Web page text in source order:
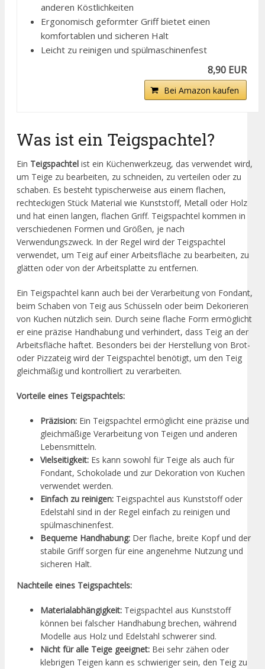
anderen Köstlichkeiten
Ergonomisch geformter Griff bietet einen
komfortablen und sicheren Halt
Leicht zu reinigen und spülmaschinenfest
8,90 EUR
Bei Amazon kaufen
Was ist ein Teigspachtel?
Ein Teigspachtel ist ein Küchenwerkzeug, das verwendet wird,
um Teige zu bearbeiten, zu schneiden, zu verteilen oder zu
schaben. Es besteht typischerweise aus einem flachen,
rechteckigen Stück Material wie Kunststoff, Metall oder Holz
und hat einen langen, flachen Griff. Teigspachtel kommen in
verschiedenen Formen und Größen, je nach
Verwendungszweck. In der Regel wird der Teigspachtel
verwendet, um Teig auf einer Arbeitsfläche zu bearbeiten, zu
glätten oder von der Arbeitsplatte zu entfernen.
Ein Teigspachtel kann auch bei der Verarbeitung von Fondant,
beim Schaben von Teig aus Schüsseln oder beim Dekorieren
von Kuchen nützlich sein. Durch seine flache Form ermöglicht
er eine präzise Handhabung und verhindert, dass Teig an der
Arbeitsfläche haftet. Besonders bei der Herstellung von Brot-
oder Pizzateig wird der Teigspachtel benötigt, um den Teig
gleichmäßig und kontrolliert zu verarbeiten.
Vorteile eines Teigspachtels:
Präzision: Ein Teigspachtel ermöglicht eine präzise und
gleichmäßige Verarbeitung von Teigen und anderen
Lebensmitteln.
Vielseitigkeit: Es kann sowohl für Teige als auch für
Fondant, Schokolade und zur Dekoration von Kuchen
verwendet werden.
Einfach zu reinigen: Teigspachtel aus Kunststoff oder
Edelstahl sind in der Regel einfach zu reinigen und
spülmaschinenfest.
Bequeme Handhabung: Der flache, breite Kopf und der
stabile Griff sorgen für eine angenehme Nutzung und
sicheren Halt.
Nachteile eines Teigspachtels:
Materialabhängigkeit: Teigspachtel aus Kunststoff
können bei falscher Handhabung brechen, während
Modelle aus Holz und Edelstahl schwerer sind.
Nicht für alle Teige geeignet: Bei sehr zähen oder
klebrigen Teigen kann es schwieriger sein, den Teig zu